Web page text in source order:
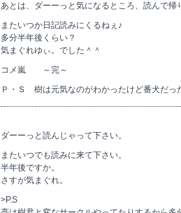
あとは、ダーーっと気になるところ、読んで帰
またいつか日記読みにくるねぇ♪
多分半年後くらい？
気まぐれゆぃ。でした＾＾
コメ嵐 ～完～
Ｐ・Ｓ 樹は元気なのがわかったけど番犬だっ
ダーーっと読んじゃって下さい。
またいつでも読みに来て下さい。
半年後ですか。
さすが気まぐれ。
>P.S